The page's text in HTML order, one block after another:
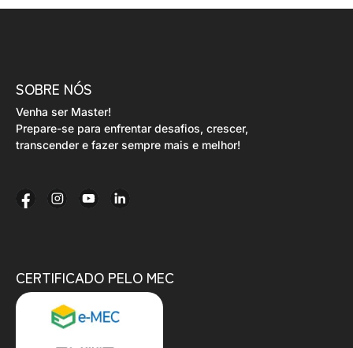
SOBRE NÓS
Venha ser Master!
Prepare-se para enfrentar desafios, crescer,
transcender e fazer sempre mais e melhor!
CERTIFICADO PELO MEC